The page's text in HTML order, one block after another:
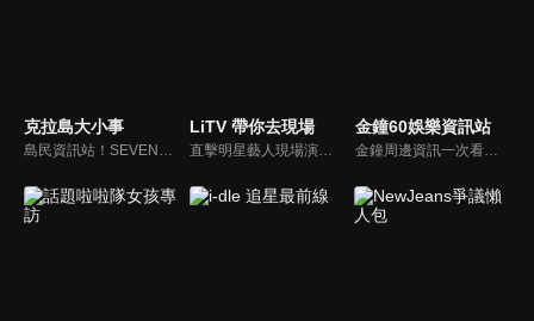
克拉島大小事 LiTV 帶你去現場
直擊明星藝人現場演出，體驗當下火熱氣氛
金鐘60娛樂資訊站
金鐘周邊資訊一次看，一起預測金鐘得主！